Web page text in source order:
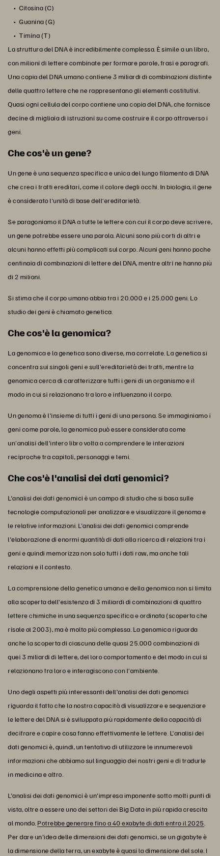
Citosina (C)
Guanina (G)
Timina (T)
La struttura del DNA è incredibilmente complessa. È simile a un libro,
con milioni di lettere combinate per formare parole, frasi e paragrafi.
Una copia del DNA umano contiene 3 miliardi di combinazioni distinte
delle quattro lettere che ne rappresentano gli elementi costitutivi.
Quasi ogni cellula del corpo contiene una copia del DNA, che fornisce
decine di migliaia di istruzioni su come costruire il corpo attraverso i
geni.
Che cos'è un gene?
Un gene è una sequenza specifica e unica del lungo filamento di DNA
che crea i tratti ereditari, come il colore degli occhi. In biologia, il gene
è considerato l'unità di base dell'ereditarietà.
Se paragoniamo il DNA a tutte le lettere con cui il corpo deve scrivere,
un gene potrebbe essere una parola. Alcuni sono più corti di altri e
alcuni hanno effetti più complicati sul corpo. Alcuni geni hanno poche
centinaia di combinazioni di lettere del DNA, mentre altri ne hanno più
di 2 milioni.
Si stima che il corpo umano abbia tra i 20.000 e i 25.000 geni. Lo
studio dei geni è chiamato genetica.
Che cos'è la genomica?
La genomica e la genetica sono diverse, ma correlate. La genetica si
concentra sui singoli geni e sull'ereditarietà dei tratti, mentre la
genomica cerca di caratterizzare tutti i geni di un organismo e il
modo in cui si relazionano tra loro e influenzano il corpo.
Un genoma è l'insieme di tutti i geni di una persona. Se immaginiamo i
geni come parole, la genomica può essere considerata come
un'analisi dell'intero libro volta a comprendere le interazioni
reciproche tra capitoli, personaggi e temi.
Che cos'è l'analisi dei dati genomici?
L'analisi dei dati genomici è un campo di studio che si basa sulle
tecnologie computazionali per analizzare e visualizzare il genoma e
le relative informazioni. L'analisi dei dati genomici comprende
l'elaborazione di enormi quantità di dati alla ricerca di relazioni tra i
geni e quindi memorizza non solo tutti i dati raw, ma anche tali
relazioni e il contesto.
La comprensione della genetica umana e della genomica non si limita
alla scoperta dell'esistenza di 3 miliardi di combinazioni di quattro
lettere chimiche in una sequenza specifica e ordinata (scoperta che
risale al 2003), ma è molto più complessa. La genomica riguarda
anche la scoperta di ciascuna delle quasi 25.000 combinazioni di
quei 3 miliardi di lettere, del loro comportamento e del modo in cui si
relazionano tra loro e interagiscono con l'ambiente.
Uno degli aspetti più interessanti dell'analisi dei dati genomici
riguarda il fatto che la nostra capacità di visualizzare e sequenziare
le lettere del DNA si è sviluppata più rapidamente della capacità di
decifrare e capire cosa fanno effettivamente le lettere. L'analisi dei
dati genomici è, quindi, un tentativo di utilizzare le innumerevoli
informazioni che abbiamo sul linguaggio dei nostri geni e di tradurle
in medicina e altro.
L'analisi dei dati genomici è un'impresa imponente sotto molti punti di
vista, oltre a essere uno dei settori dei Big Data in più rapida crescita
al mondo. Potrebbe generare fino a 40 exabyte di dati entro il 2025
Per dare un'idea delle dimensioni dei dati genomici, se un gigabyte è
la dimensione della terra, un exabyte è quasi la dimensione del sole. I